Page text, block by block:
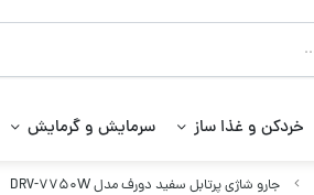
خردکن و غذا ساز سرمایش و گرمایش
جارو شاژی پرتابل سفید دورف مدل DRV-7750W